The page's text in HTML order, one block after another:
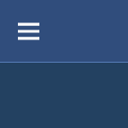
вмістуМеню